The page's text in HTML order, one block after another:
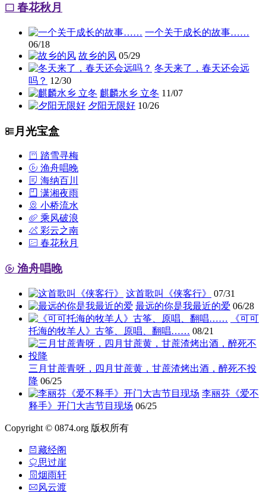
春花秋月
一个关于成长的故事……
06/18
故乡的风 05/29
冬天来了，春天还会远
吗？ 12/30
麒麟水乡 立冬 11/07
夕阳无限好 10/26
月光宝盒
踏雪寻梅
渔舟唱晚
海纳百川
潇湘夜雨
小桥流水
乘风破浪
彩云之南
春花秋月
渔舟唱晚
这首歌叫《侠客行》
07/31
最远的你是我最近的爱 06/28
《可可
托海的牧羊人》古筝、原唱、翻唱…… 08/21
三月甘蔗青呀，四月甘蔗黄，甘蔗渣烤出酒，醉死不投
降 06/25
李丽芬《爱不
释手》开门大吉节目现场 06/25
Copyright © 0874.org 版权所有
藏经阁
思过崖
烟雨轩
风云渡